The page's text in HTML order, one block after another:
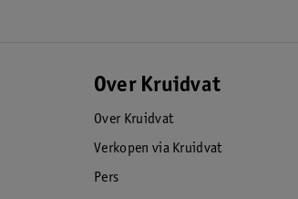
Over Kruidvat
Over Kruidvat
Verkopen via Kruidvat
Pers